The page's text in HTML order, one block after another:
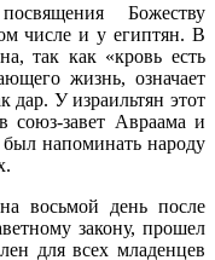
Божеству
числе и у египтян. В
так как «кровь есть
жизнь, означает
дар. У израильтян этот
союз-завет Авраама и
напоминать народу
восьмой день после
закону, прошел
для всех младенцев